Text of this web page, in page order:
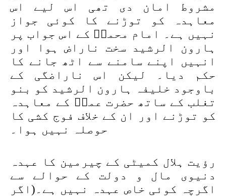
مشروط امان دی تھی اس لیے اس
معاہدہ کو توڑنے کا کوئی جواز
نہیں ہے۔ امام محمدؒ کے اس جواب پر
ہارون الرشید سخت ناراض ہوا اور
انہیں اپنے سامنے سے اٹھ جانے کا
حکم دیا۔ لیکن اس ناراضگی کے
باوجود خلیفہ ہارون الرشید کو بنو
تغلب کے ساتھ حضرت عمرؓ کے معاہدہ
کو توڑنے اور ان کے خلاف فوج کشی کا
حوصلہ نہیں ہوا۔
رؤیت ہلال کمیٹی کے چیرمین کا عہدہ
دنیوی مال و دولت کے حوالے سے
اگرچہ کوئی خاص عہدہ نہیں ہے۔(اگر